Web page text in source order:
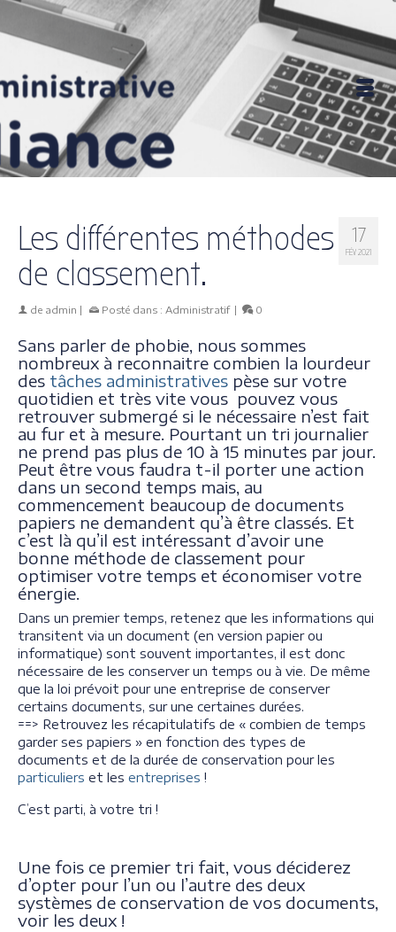
17
FÉV 2021
Les différentes méthodes
de classement.
de admin | Posté dans : Administratif | 0
Sans parler de phobie, nous sommes
nombreux à reconnaitre combien la lourdeur
des tâches administratives pèse sur votre
quotidien et très vite vous pouvez vous
retrouver submergé si le nécessaire n’est fait
au fur et à mesure. Pourtant un tri journalier
ne prend pas plus de 10 à 15 minutes par jour.
Peut être vous faudra t-il porter une action
dans un second temps mais, au
commencement beaucoup de documents
papiers ne demandent qu’à être classés. Et
c’est là qu’il est intéressant d’avoir une
bonne méthode de classement pour
optimiser votre temps et économiser votre
énergie.
Dans un premier temps, retenez que les informations qui
transitent via un document (en version papier ou
informatique) sont souvent importantes, il est donc
nécessaire de les conserver un temps ou à vie. De même
que la loi prévoit pour une entreprise de conserver
certains documents, sur une certaines durées.
==> Retrouvez les récapitulatifs de « combien de temps
garder ses papiers » en fonction des types de
documents et de la durée de conservation pour les
particuliers et les entreprises !
C’est parti, à votre tri !
Une fois ce premier tri fait, vous déciderez
d’opter pour l’un ou l’autre des deux
systèmes de conservation de vos documents,
voir les deux !